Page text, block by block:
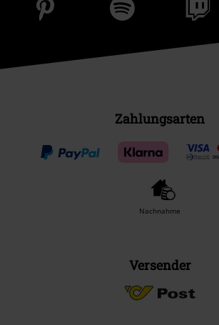
Zahlungsarten
Nachnahme
Versender